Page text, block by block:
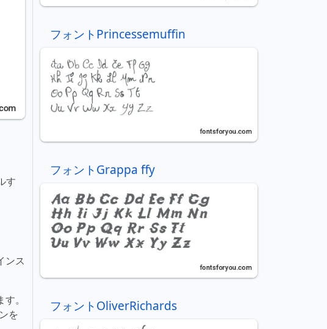
す
ンス
。
を
フォントPrincessemuffin
フォントGrappa ffy
フォントOliverRichards